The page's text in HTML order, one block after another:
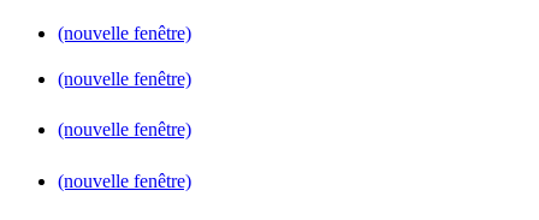
(nouvelle fenêtre)
(nouvelle fenêtre)
(nouvelle fenêtre)
(nouvelle fenêtre)